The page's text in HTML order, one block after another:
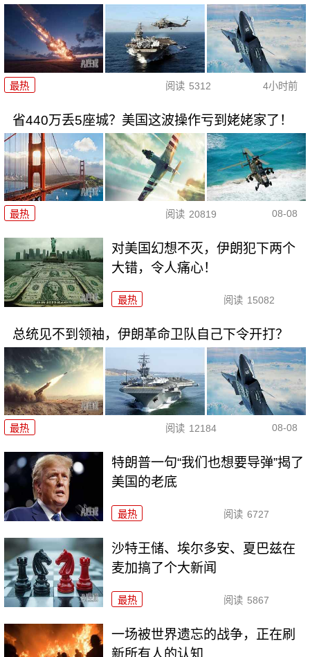
最热 阅读 5312 4小时前
省440万丢5座城？美国这波操作亏到姥姥家了！
最热 阅读 20819 08-08
对美国幻想不灭，伊朗犯下两个
大错，令人痛心！
最热 阅读 15082
总统见不到领袖，伊朗革命卫队自己下令开打？
最热 阅读 12184 08-08
特朗普一句“我们也想要导弹”揭了
美国的老底
最热 阅读 6727
沙特王储、埃尔多安、夏巴兹在
麦加搞了个大新闻
最热 阅读 5867
一场被世界遗忘的战争，正在刷
新所有人的认知